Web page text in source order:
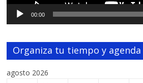
00:00
Organiza tu tiempo y agenda
agosto 2026